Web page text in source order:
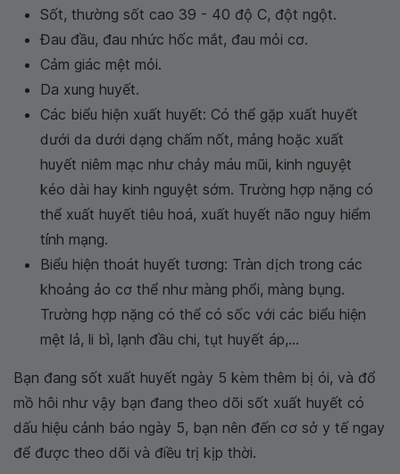
Sốt, thường sốt cao 39 - 40 độ C, đột ngột.
Đau đầu, đau nhức hốc mắt, đau mỏi cơ.
Cảm giác mệt mỏi.
Da xung huyết.
Các biểu hiện xuất huyết: Có thể gặp xuất huyết
dưới da dưới dạng chấm nốt, mảng hoặc xuất
huyết niêm mạc như chảy máu mũi, kinh nguyệt
kéo dài hay kinh nguyệt sớm. Trường hợp nặng có
thể xuất huyết tiêu hoá, xuất huyết não nguy hiểm
tính mạng.
Biểu hiện thoát huyết tương: Tràn dịch trong các
khoảng ảo cơ thể như màng phổi, màng bụng.
Trường hợp nặng có thể có sốc với các biểu hiện
mệt lả, li bì, lạnh đầu chi, tụt huyết áp,...
Bạn đang sốt xuất huyết ngày 5 kèm thêm bị ói, và đổ
mồ hôi như vậy bạn đang theo dõi sốt xuất huyết có
dấu hiệu cảnh báo ngày 5, bạn nên đến cơ sở y tế ngay
để được theo dõi và điều trị kịp thời.